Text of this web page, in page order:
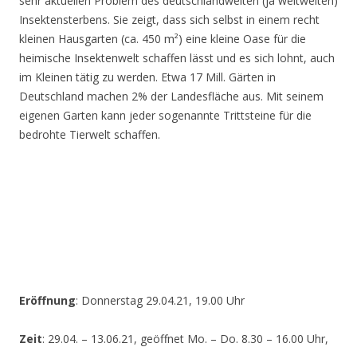
Insektensterbens. Sie zeigt, dass sich selbst in einem recht
kleinen Hausgarten (ca. 450 m²) eine kleine Oase für die
heimische Insektenwelt schaffen lässt und es sich lohnt, auch
im Kleinen tätig zu werden. Etwa 17 Mill. Gärten in
Deutschland machen 2% der Landesfläche aus. Mit seinem
eigenen Garten kann jeder sogenannte Trittsteine für die
bedrohte Tierwelt schaffen.
Eröffnung: Donnerstag 29.04.21, 19.00 Uhr
Zeit: 29.04. – 13.06.21, geöffnet Mo. – Do. 8.30 – 16.00 Uhr,